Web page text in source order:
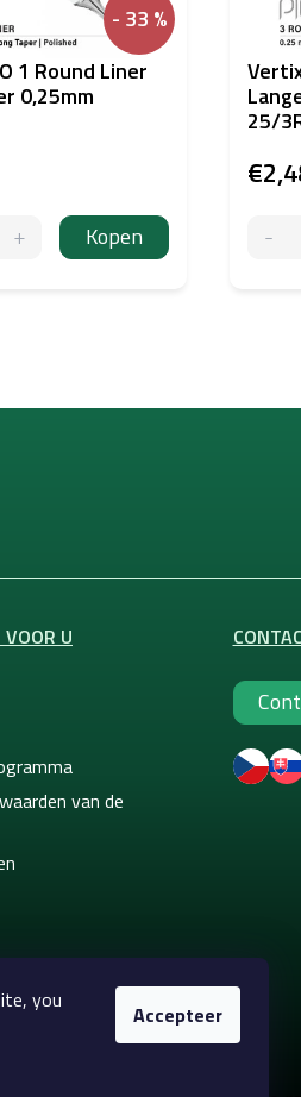
you
Accepteer
- 33 %
1 Round Liner
0,25mm
Kopen
25/
U
van de